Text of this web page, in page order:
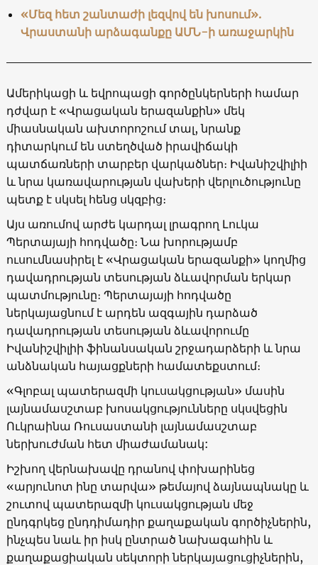
«Մեզ հետ շանտաժի լեզվով են խոսում».
Վրաստանի արձագանքը ԱՄՆ-ի առաջարկին
Ամերիկացի և եվրոպացի գործընկերների համար
դժվար է «Վրացական երազանքին» մեկ
միասնական ախտորոշում տալ, նրանք
դիտարկում են ստեղծված իրավիճակի
պատճառների տարբեր վարկածներ։ Իվանիշվիլիի
և նրա կառավարության վախերի վերլուծությունը
պետք է սկսել հենց սկզբից։
Այս առումով արժե կարդալ լրագրող Լուկա
Պերտայայի հոդվածը։ Նա խորությամբ
ուսումնասիրել է «Վրացական երազանքի» կողմից
դավադրության տեսության ձևավորման երկար
պատմությունը։ Պերտայայի հոդվածը
ներկայացնում է արդեն ազգային դարձած
դավադրության տեսության ձևավորումը
Իվանիշվիլիի ֆինանսական շրջադարձերի և նրա
անձնական հայացքների համատեքստում։
«Գլոբալ պատերազմի կուսակցության» մասին
լայնամասշտաբ խոսակցությունները սկսվեցին
Ուկրաինա Ռուսաստանի լայնամասշտաբ
ներխուժման հետ միաժամանակ:
Իշխող վերնախավը դրանով փոխարինեց
«արյունոտ ինը տարվա» թեմայով ձայնապնակը և
շուտով պատերազմի կուսակցության մեջ
ընդգրկեց ընդդիմադիր քաղաքական գործիչներին,
ինչպես նաև իր իսկ ընտրած նախագահին և
քաղաքացիական սեկտորի ներկայացուցիչներին,